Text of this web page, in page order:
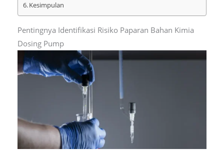
Kesimpulan
Pentingnya Identifikasi Risiko Paparan Bahan Kimia
Dosing Pump